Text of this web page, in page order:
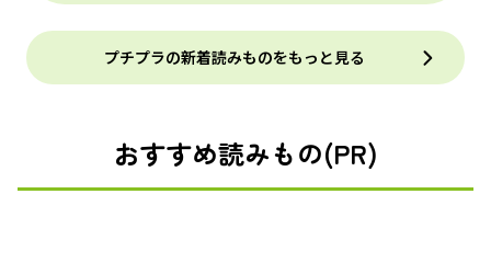
プチプラの新着読みものをもっと見る
おすすめ読みもの(PR)